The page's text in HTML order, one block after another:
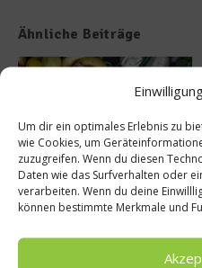
Um dir ein optimales Erlebnis zu
wie Cookies, um
zuzugreifen. Wenn du diesen
Daten wie das Surfverhalten oder
verarbeiten. Wenn du deine
können bestimmte Merkmale und
Ähnliche Beiträge
Die richtige Ernährung für eine
gesunde Prostata